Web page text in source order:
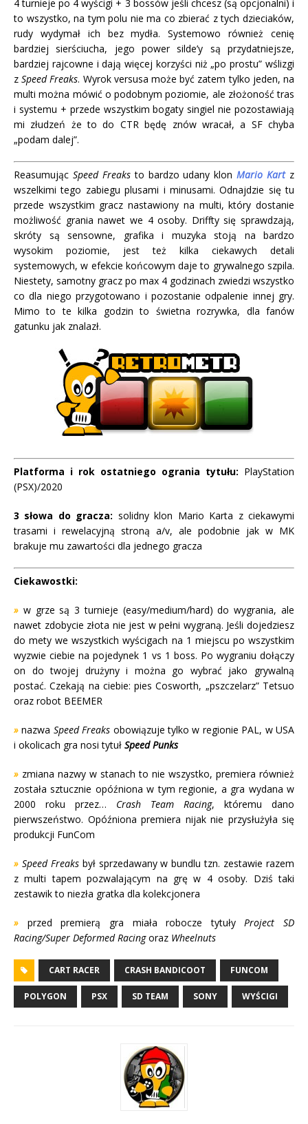
4 turnieje po 4 wyścigi + 3 bossów jeśli chcesz (są opcjonalni) i
to wszystko, na tym polu nie ma co zbierać z tych dzieciaków,
rudy wydymał ich bez mydła. Systemowo również cenię
bardziej sierściucha, jego power silde’y są przydatniejsze,
bardziej rajcowne i dają więcej korzyści niż „po prostu” wślizgi
zSpeed Freaks. Wyrok versusa może być zatem tylko jeden, na
multi można mówić o podobnym poziomie, ale złożoność tras
i systemu + przede wszystkim bogaty singiel nie pozostawiają
mi złudzeń że to do CTR będę znów wracał, a SF chyba
„podam dalej”.
Reasumując Speed Freaksto bardzo udany klonMario Kart z
wszelkimi tego zabiegu plusami i minusami. Odnajdzie się tu
przede wszystkim gracz nastawiony na multi, który dostanie
możliwość grania nawet we 4 osoby. Driffty się sprawdzają,
skróty są sensowne, grafika i muzyka stoją na bardzo
wysokim poziomie, jest też kilka ciekawych detali
systemowych, w efekcie końcowym daje to grywalnego szpila.
Niestety, samotny gracz po max 4 godzinach zwiedzi wszystko
co dla niego przygotowano i pozostanie odpalenie innej gry.
Mimo to te kilka godzin to świetna rozrywka, dla fanów
gatunku jak znalazł.
Platforma i rok ostatniego ogrania tytułu: PlayStation
(PSX)/2020
3 słowa do gracza: solidny klon Mario Karta z ciekawymi
trasami i rewelacyjną stroną a/v, ale podobnie jak w MK
brakuje mu zawartości dla jednego gracza
Ciekawostki:
» w grze są 3 turnieje (easy/medium/hard) do wygrania, ale
nawet zdobycie złota nie jest w pełni wygraną. Jeśli dojedziesz
do mety we wszystkich wyścigach na 1 miejscu po wszystkim
wyzwie ciebie na pojedynek 1 vs 1 boss. Po wygraniu dołączy
on do twojej drużyny i można go wybrać jako grywalną
postać. Czekają na ciebie: pies Cosworth, „pszczelarz” Tetsuo
oraz robot BEEMER
»nazwa Speed Freaks obowiązuje tylko w regionie PAL, w USA
i okolicach gra nosi tytuł Speed Punks
» zmiana nazwy w stanach to nie wszystko, premiera również
została sztucznie opóźniona w tym regionie, a gra wydana w
2000 roku przez… Crash Team Racing, któremu dano
pierwszeństwo. Opóźniona premiera nijak nie przysłużyła się
produkcji FunCom
» Speed Freaksbył sprzedawany w bundlu tzn. zestawie razem
z multi tapem pozwalającym na grę w 4 osoby. Dziś taki
zestawik to niezła gratka dla kolekcjonera
» przed premierą gra miała robocze tytułyProject SD
Racing/Super Deformed Racingoraz Wheelnuts
CART RACER CRASH BANDICOOT FUNCOM
POLYGON PSX SD TEAM SONY WYŚCIGI